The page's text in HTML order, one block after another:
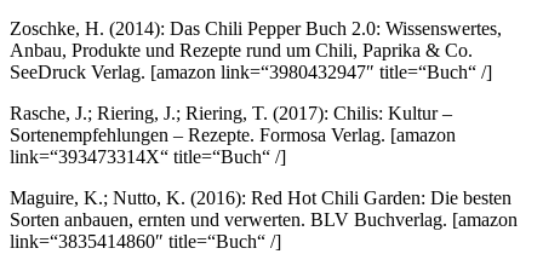
Zoschke, H. (2014): Das Chili Pepper Buch 2.0: Wissenswertes,
Anbau, Produkte und Rezepte rund um Chili, Paprika & Co.
SeeDruck Verlag. [amazon link=“3980432947″ title=“Buch“ /]
Rasche, J.; Riering, J.; Riering, T. (2017): Chilis: Kultur –
Sortenempfehlungen – Rezepte. Formosa Verlag. [amazon
link=“393473314X“ title=“Buch“ /]
Maguire, K.; Nutto, K. (2016): Red Hot Chili Garden: Die besten
Sorten anbauen, ernten und verwerten. BLV Buchverlag. [amazon
link=“3835414860″ title=“Buch“ /]